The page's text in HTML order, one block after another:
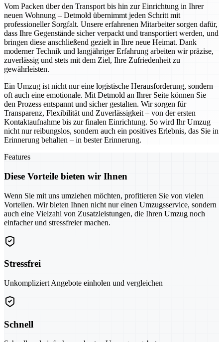
Vom Packen über den Transport bis hin zur Einrichtung in Ihrer
neuen Wohnung – Detmold übernimmt jeden Schritt mit
professioneller Sorgfalt. Unsere erfahrenen Mitarbeiter sorgen dafür,
dass Ihre Gegenstände sicher verpackt und transportiert werden, und
bringen diese anschließend gezielt in Ihre neue Heimat. Dank
moderner Technik und langjähriger Erfahrung arbeiten wir präzise,
zuverlässig und stets mit dem Ziel, Ihre Zufriedenheit zu
gewährleisten.
Ein Umzug ist nicht nur eine logistische Herausforderung, sondern
oft auch eine emotionale. Mit Detmold an Ihrer Seite können Sie
den Prozess entspannt und sicher gestalten. Wir sorgen für
Transparenz, Flexibilität und Zuverlässigkeit – von der ersten
Kontaktaufnahme bis zur finalen Einrichtung. So wird Ihr Umzug
nicht nur reibungslos, sondern auch ein positives Erlebnis, das Sie in
Erinnerung behalten – in bester Erinnerung.
Features
Diese Vorteile bieten wir Ihnen
Wenn Sie mit uns umziehen möchten, profitieren Sie von vielen
Vorteilen. Wir bieten Ihnen nicht nur einen Umzugsservice, sondern
auch eine Vielzahl von Zusatzleistungen, die Ihren Umzug noch
einfacher und stressfreier machen.
Stressfrei
Unkompliziert Angebote einholen und vergleichen
Schnell